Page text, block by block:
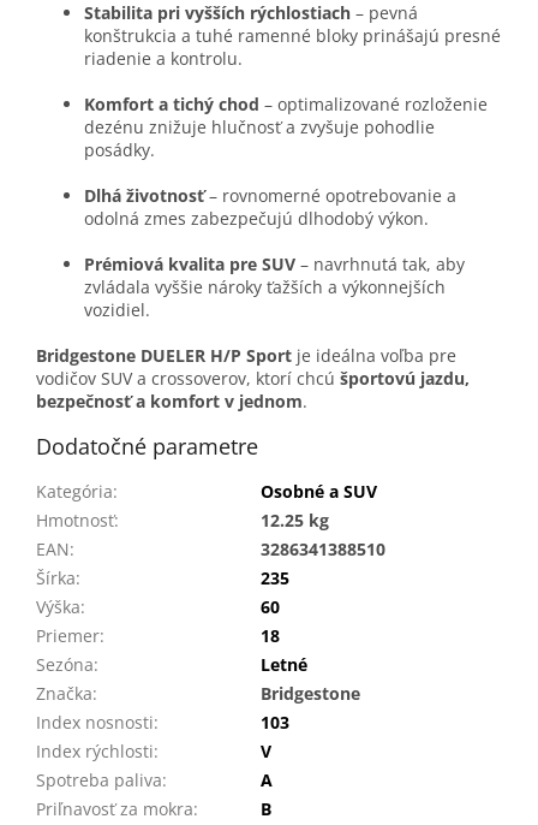
Stabilita pri vyšších rýchlostiach – pevná
konštrukcia a tuhé ramenné bloky prinášajú presné
riadenie a kontrolu.
Komfort a tichý chod – optimalizované rozloženie
dezénu znižuje hlučnosť a zvyšuje pohodlie
posádky.
Dlhá životnosť– rovnomerné opotrebovanie a
odolná zmes zabezpečujú dlhodobý výkon.
Prémiová kvalita pre SUV – navrhnutá tak, aby
zvládala vyššie nároky ťažších a výkonnejších
vozidiel.
Bridgestone DUELER H/P Sport je ideálna voľba pre
vodičov SUV a crossoverov, ktorí chcú športovú jazdu,
bezpečnosť a komfort v jednom.
Dodatočné parametre
Kategória:
Osobné a SUV
Hmotnosť:
12.25 kg
EAN:
3286341388510
Šírka:
235
Výška:
60
Priemer:
18
Sezóna:
Letné
Značka:
Bridgestone
Index nosnosti:
103
Index rýchlosti:
V
Spotreba paliva:
A
Priľnavosť za mokra:
B